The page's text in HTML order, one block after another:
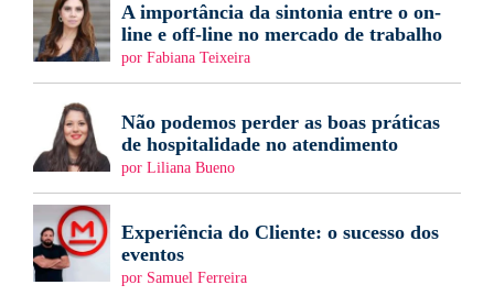
A importância da sintonia entre o on-
line e off-line no mercado de trabalho
por Fabiana Teixeira
Não podemos perder as boas práticas
de hospitalidade no atendimento
por Liliana Bueno
Experiência do Cliente: o sucesso dos
eventos
por Samuel Ferreira